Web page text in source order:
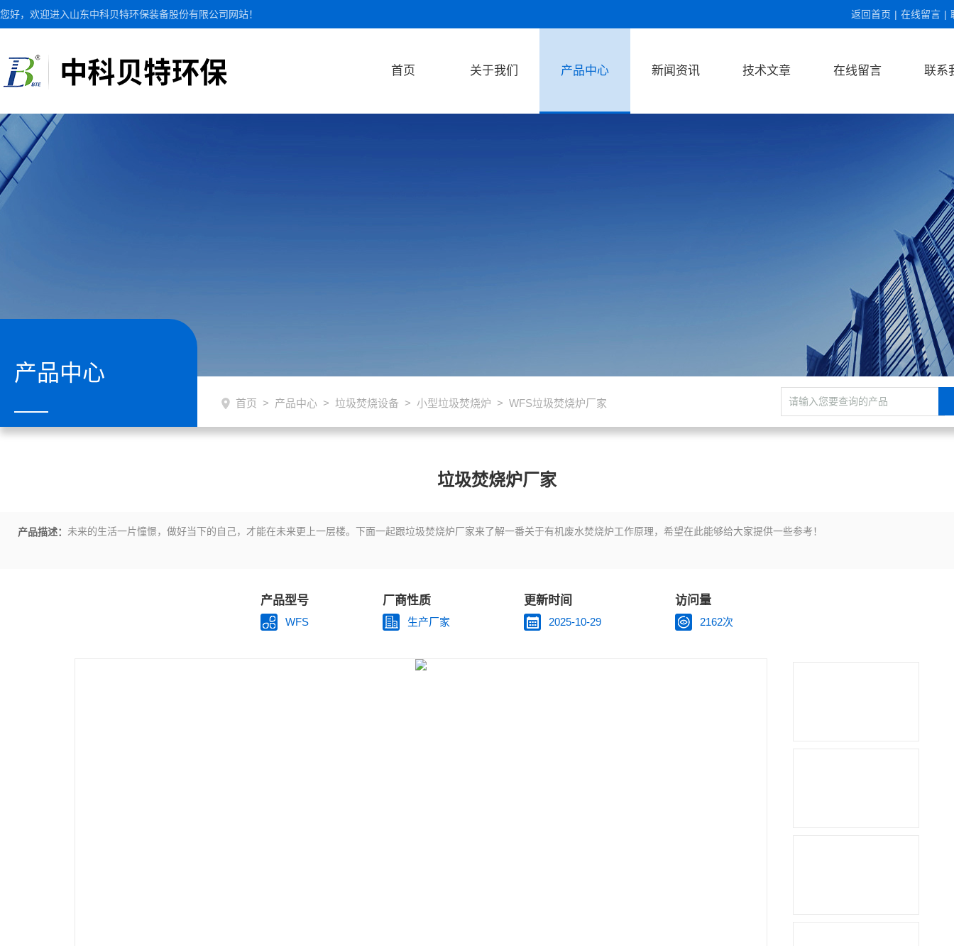
您好，欢迎进入山东中科贝特环保装备股份有限公司网站！ 返回首页 | 在线留言 |
首页 关于我们 产品中心 新闻资讯 技术文章 在线留言 联系
产品中心
首页 > 产品中心 > 垃圾焚烧设备 > 小型垃圾焚烧炉 > WFS垃圾焚烧炉厂家
垃圾焚烧炉厂家
产品描述： 未来的生活一片憧憬，做好当下的自己，才能在未来更上一层楼。下面一起跟垃圾焚烧炉厂家来了解一番关于有机废水焚烧炉工作原理，希望在此能够给大家提供一些参考！
产品型号
WFS
厂商性质
生产厂家
更新时间
2025-10-29
访问量
2162次